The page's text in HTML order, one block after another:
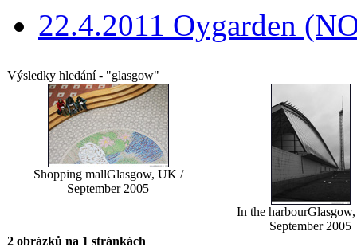
22.4.2011 Oygarden
Výsledky hledání - "glasgow"
Shopping mallGlasgow, UK /
September 2005
In the harbour
September 2005
2 obrázků na 1 stránkách